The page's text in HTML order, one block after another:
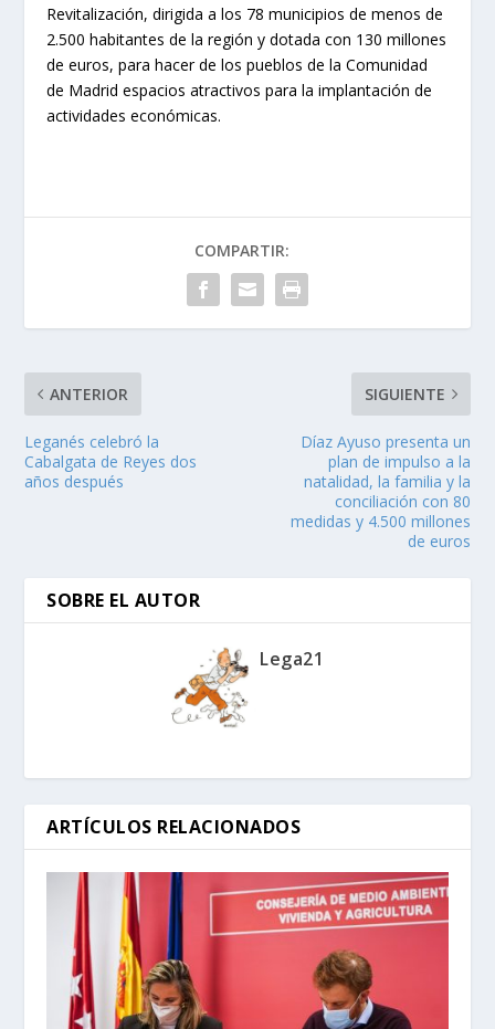
Revitalización, dirigida a los 78 municipios de menos de
2.500 habitantes de la región y dotada con 130 millones
de euros, para hacer de los pueblos de la Comunidad
de Madrid espacios atractivos para la implantación de
actividades económicas.
COMPARTIR:
ANTERIOR
Leganés celebró la
Cabalgata de Reyes dos
años después
SIGUIENTE
Díaz Ayuso presenta un
plan de impulso a la
natalidad, la familia y la
conciliación con 80
medidas y 4.500 millones
de euros
SOBRE EL AUTOR
Lega21
ARTÍCULOS RELACIONADOS